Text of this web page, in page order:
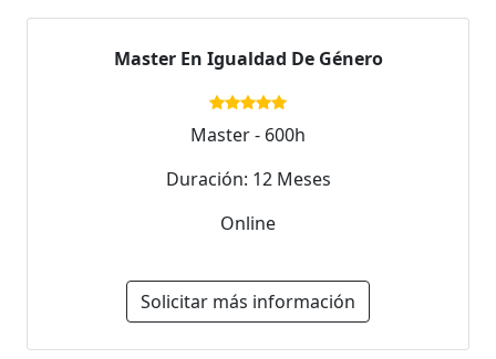
Master En Igualdad De Género
Master - 600h
Duración: 12 Meses
Online
Solicitar más información